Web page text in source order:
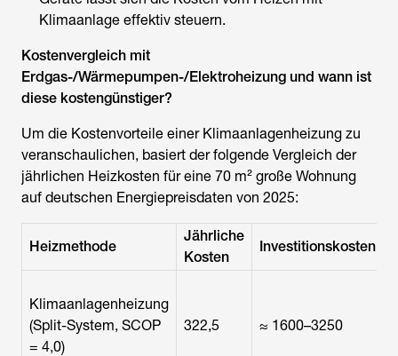
Klimaanlage effektiv steuern.
Kostenvergleich mit
Erdgas-/Wärmepumpen-/Elektroheizung und wann ist
diese kostengünstiger?
Um die Kostenvorteile einer Klimaanlagenheizung zu
veranschaulichen, basiert der folgende Vergleich der
jährlichen Heizkosten für eine 70 m² große Wohnung
auf deutschen Energiepreisdaten von 2025:
Heizmethode
Jährliche
Kosten
Investitionskosten
Klimaanlagenheizung
(Split-System, SCOP
= 4,0)
322,5 ≈ 1600–3250